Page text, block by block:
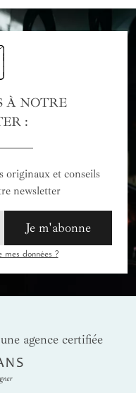
À NOTRE
:
originaux et conseils
newsletter
Je m'abonne
données ?
agence certifiée